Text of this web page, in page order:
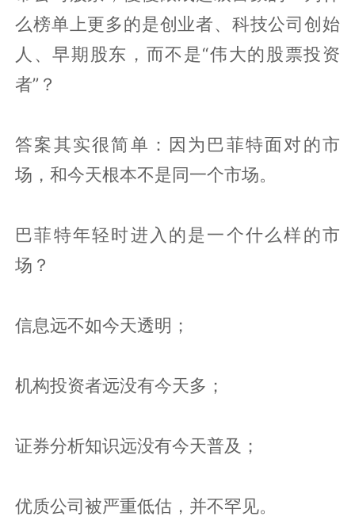
么榜单上更多的是创业者、科技公司创始
人、早期股东，而不是“伟大的股票投资
者”？
答案其实很简单：因为巴菲特面对的市
场，和今天根本不是同一个市场。
巴菲特年轻时进入的是一个什么样的市
场？
信息远不如今天透明；
机构投资者远没有今天多；
证券分析知识远没有今天普及；
优质公司被严重低估，并不罕见。